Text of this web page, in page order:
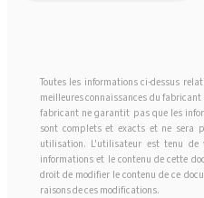
Toutes les informations ci-dessus
meilleures connaissances du
fabricant ne garantit pas que les
sont complets et exacts et ne sera
utilisation. L'utilisateur est tenu de
informations et le contenu de cette
droit de modifier le contenu de ce
raisons de ces modifications.